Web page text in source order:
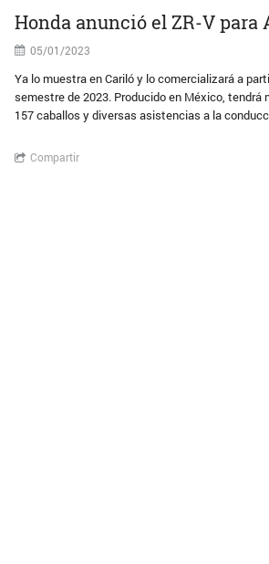
Honda anunció el ZR-V para
05/01/2023
Ya lo muestra en Cariló y lo comercializará a
semestre de 2023. Producido en México, tendrá
157 caballos y diversas asistencias a la
Compartir